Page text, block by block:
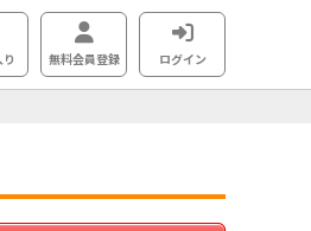
り 無料会員登録 ログイン